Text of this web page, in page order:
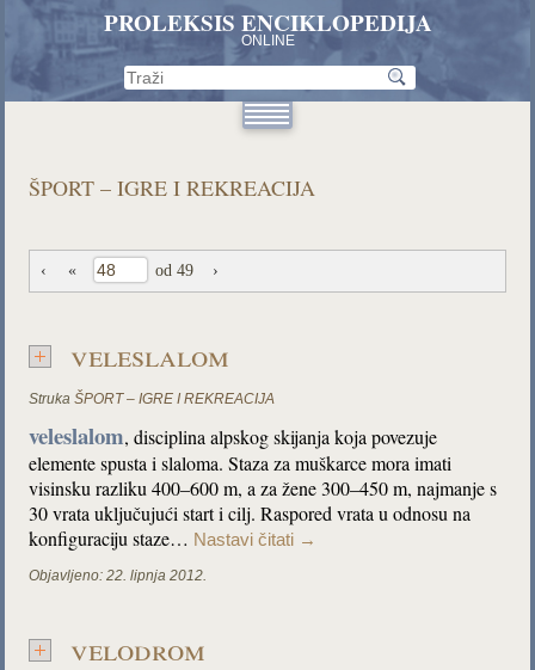
PROLEKSIS ENCIKLOPEDIJA
ONLINE
ŠPORT – IGRE I REKREACIJA
‹ « od 49 ›
veleslalom
Struka ŠPORT – IGRE I REKREACIJA
veleslalom, disciplina alpskog skijanja koja povezuje
elemente spusta i slaloma. Staza za muškarce mora imati
visinsku razliku 400–600 m, a za žene 300–450 m, najmanje s
30 vrata uključujući start i cilj. Raspored vrata u odnosu na
konfiguraciju staze… Nastavi čitati →
Objavljeno: 22. lipnja 2012.
velodrom